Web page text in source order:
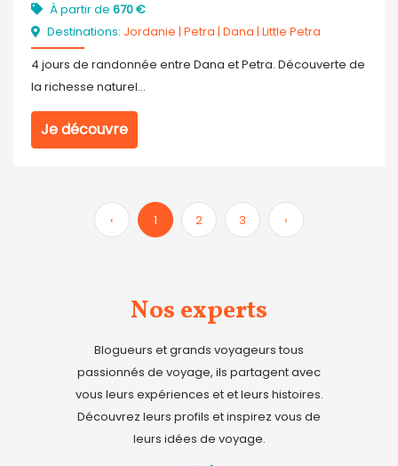
À partir de 670 €
Destinations: Jordanie | Petra | Dana | Little Petra
4 jours de randonnée entre Dana et Petra. Découverte de
la richesse naturel...
Je découvre
‹ 1 2 3 ›
Nos experts
Blogueurs et grands voyageurs tous
passionnés de voyage, ils partagent avec
vous leurs expériences et et leurs histoires.
Découvrez leurs profils et inspirez vous de
leurs idées de voyage.